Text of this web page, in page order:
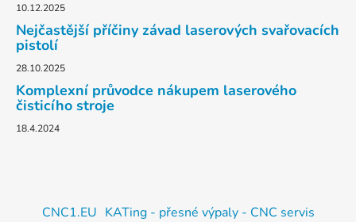
10.12.2025
Nejčastější příčiny závad laserových svařovacích
pistolí
28.10.2025
Komplexní průvodce nákupem laserového
čisticího stroje
18.4.2024
CNC1.EU KATing - přesné výpaly - CNC servis